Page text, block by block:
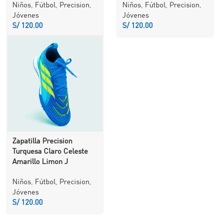
Niños, Fútbol, Precision,
Jóvenes
S/
Niños, Fútbol, Precision,
Jóvenes
S/
Zapatilla Precision
Turquesa Claro Celeste
Amarillo Limon J
Niños, Fútbol, Precision,
Jóvenes
S/